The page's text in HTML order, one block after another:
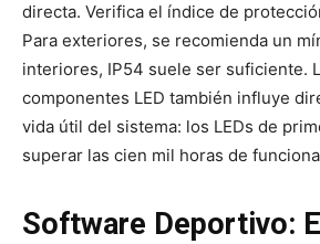
directa. Verifica el índice de
Para exteriores, se recomienda un
interiores, IP54 suele ser suficiente.
componentes LED también influye
vida útil del sistema: los LEDs de
superar las cien mil horas de
Software Deportivo: El